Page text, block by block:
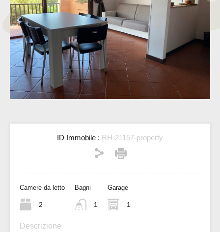
ID Immobile : RH-21157-property
Camere da letto
2
Bagni
1
Garage
1
Descrizione